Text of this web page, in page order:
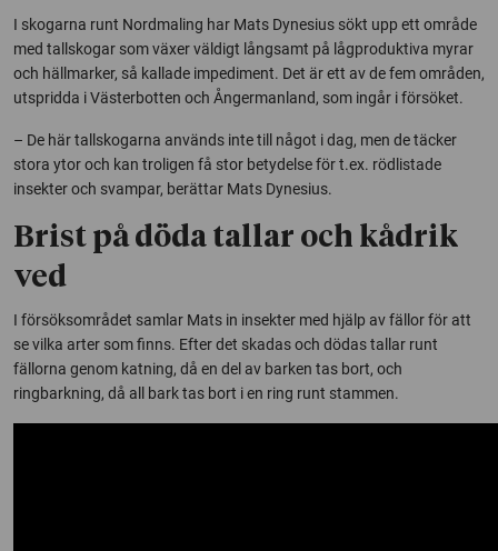
I skogarna runt Nordmaling har Mats Dynesius sökt upp ett område
med tallskogar som växer väldigt långsamt på lågproduktiva myrar
och hällmarker, så kallade impediment. Det är ett av de fem områden,
utspridda i Västerbotten och Ångermanland, som ingår i försöket.
– De här tallskogarna används inte till något i dag, men de täcker
stora ytor och kan troligen få stor betydelse för t.ex. rödlistade
insekter och svampar, berättar Mats Dynesius.
Brist på döda tallar och kådrik
ved
I försöksområdet samlar Mats in insekter med hjälp av fällor för att
se vilka arter som finns. Efter det skadas och dödas tallar runt
fällorna genom katning, då en del av barken tas bort, och
ringbarkning, då all bark tas bort i en ring runt stammen.